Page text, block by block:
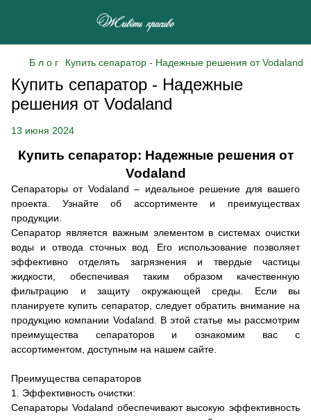
Б л о г Купить сепаратор - Надежные решения от Vodaland
Купить сепаратор - Надежные
решения от Vodaland
13 июня 2024
Купить сепаратор: Надежные решения от
Vodaland
Сепараторы от Vodaland – идеальное решение для вашего
проекта. Узнайте об ассортименте и преимуществах
продукции.
Сепаратор является важным элементом в системах очистки
воды и отвода сточных вод. Его использование позволяет
эффективно отделять загрязнения и твердые частицы
жидкости, обеспечивая таким образом качественную
фильтрацию и защиту окружающей среды. Если вы
планируете купить сепаратор, следует обратить внимание на
продукцию компании Vodaland. В этой статье мы рассмотрим
преимущества сепараторов и ознакомим вас с
ассортиментом, доступным на нашем сайте.
Преимущества сепараторов
1. Эффективность очистки:
Сепараторы Vodaland обеспечивают высокую эффективность